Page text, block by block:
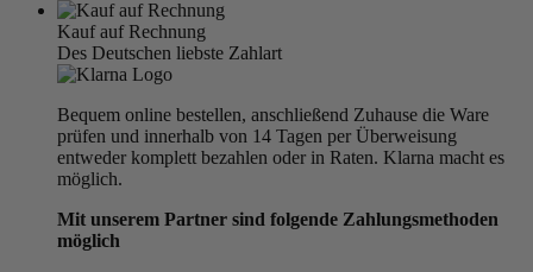
Kauf auf Rechnung
Des Deutschen liebste Zahlart
Bequem online bestellen, anschließend Zuhause die Ware
prüfen und innerhalb von 14 Tagen per Überweisung
entweder komplett bezahlen oder in Raten. Klarna macht es
möglich.
Mit unserem Partner sind folgende Zahlungsmethoden
möglich